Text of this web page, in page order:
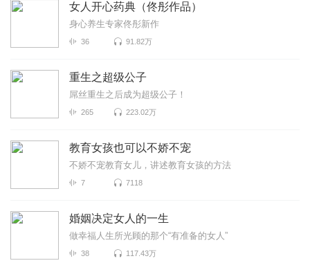
女人开心药典（佟彤作品）
身心养生专家佟彤新作
36 91.82万
重生之超级公子
屌丝重生之后成为超级公子！
265 223.02万
教育女孩也可以不娇不宠
不娇不宠教育女儿，讲述教育女孩的方法
7 7118
婚姻决定女人的一生
做幸福人生所光顾的那个“有准备的女人”
38 117.43万